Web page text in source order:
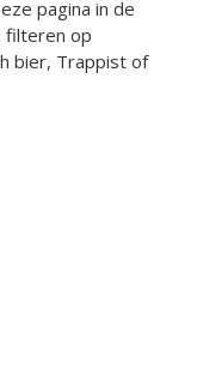
pagina in de
filteren op
bier, Trappist of